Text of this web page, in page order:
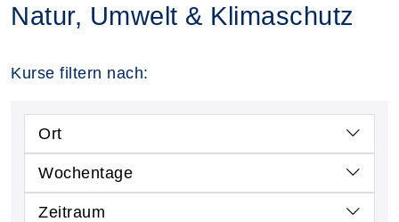
Natur, Umwelt & Klimaschutz
Kurse filtern nach:
Ort
Wochentage
Zeitraum